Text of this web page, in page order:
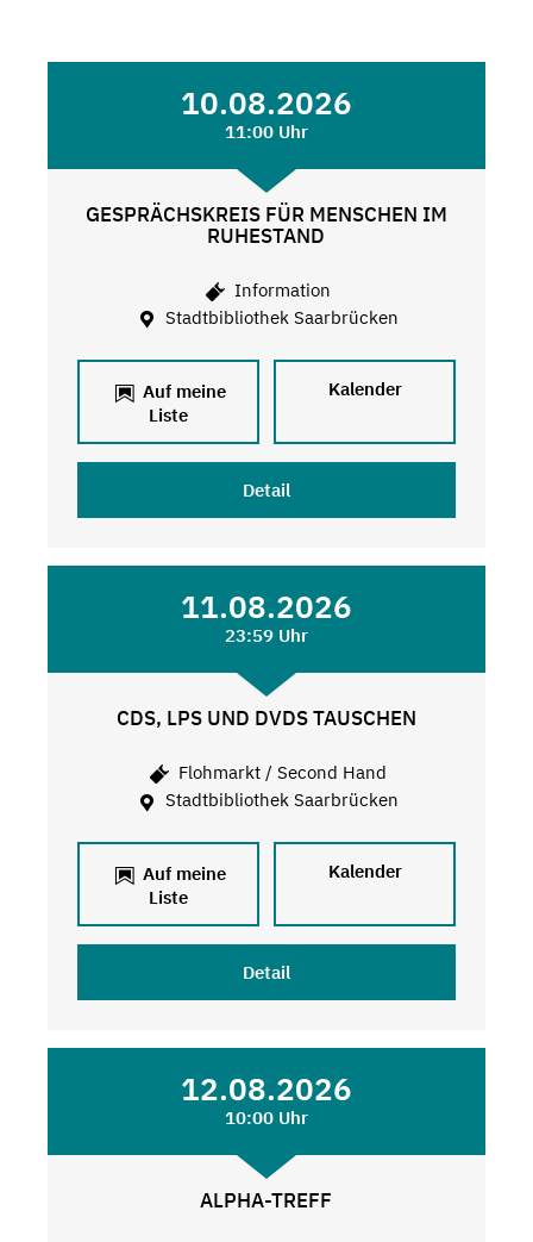
10.08.2026
11:00 Uhr
GESPRÄCHSKREIS FÜR MENSCHEN IM
RUHESTAND
Information
Stadtbibliothek Saarbrücken
Auf meine
Liste
Kalender
Detail
11.08.2026
23:59 Uhr
CDS, LPS UND DVDS TAUSCHEN
Flohmarkt / Second Hand
Stadtbibliothek Saarbrücken
Auf meine
Liste
Kalender
Detail
12.08.2026
10:00 Uhr
ALPHA-TREFF